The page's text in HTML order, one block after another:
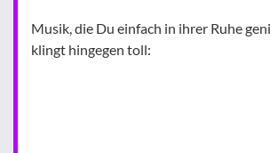
Musik, die Du einfach in ihrer Ruhe
klingt hingegen toll: